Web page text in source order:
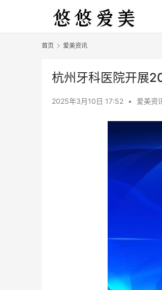
首页 爱美资讯
杭州牙科医院开展
2025年3月10日 17:52 • 爱美资